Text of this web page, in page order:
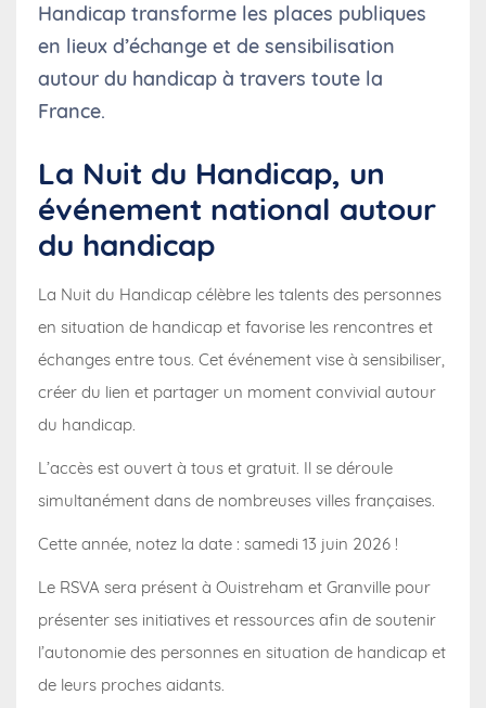
Handicap transforme les places publiques
en lieux d’échange et de sensibilisation
autour du handicap à travers toute la
France.
La Nuit du Handicap, un
événement national autour
du handicap
La Nuit du Handicap célèbre les talents des personnes
en situation de handicap et favorise les rencontres et
échanges entre tous. Cet événement vise à sensibiliser,
créer du lien et partager un moment convivial autour
du handicap.
L’accès est ouvert à tous et gratuit. Il se déroule
simultanément dans de nombreuses villes françaises.
Cette année, notez la date : samedi 13 juin 2026 !
Le RSVA sera présent à Ouistreham et Granville pour
présenter ses initiatives et ressources afin de soutenir
l’autonomie des personnes en situation de handicap et
de leurs proches aidants.